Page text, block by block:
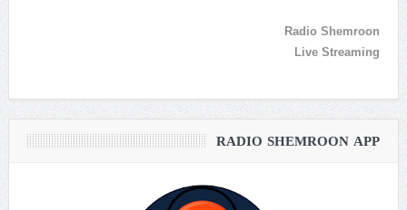
Radio Shemroon
Live Streaming
RADIO SHEMROON APP